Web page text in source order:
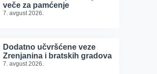
veče za pamćenje
7. avgust 2026.
Dodatno učvršćene veze
Zrenjanina i bratskih gradova
7. avgust 2026.